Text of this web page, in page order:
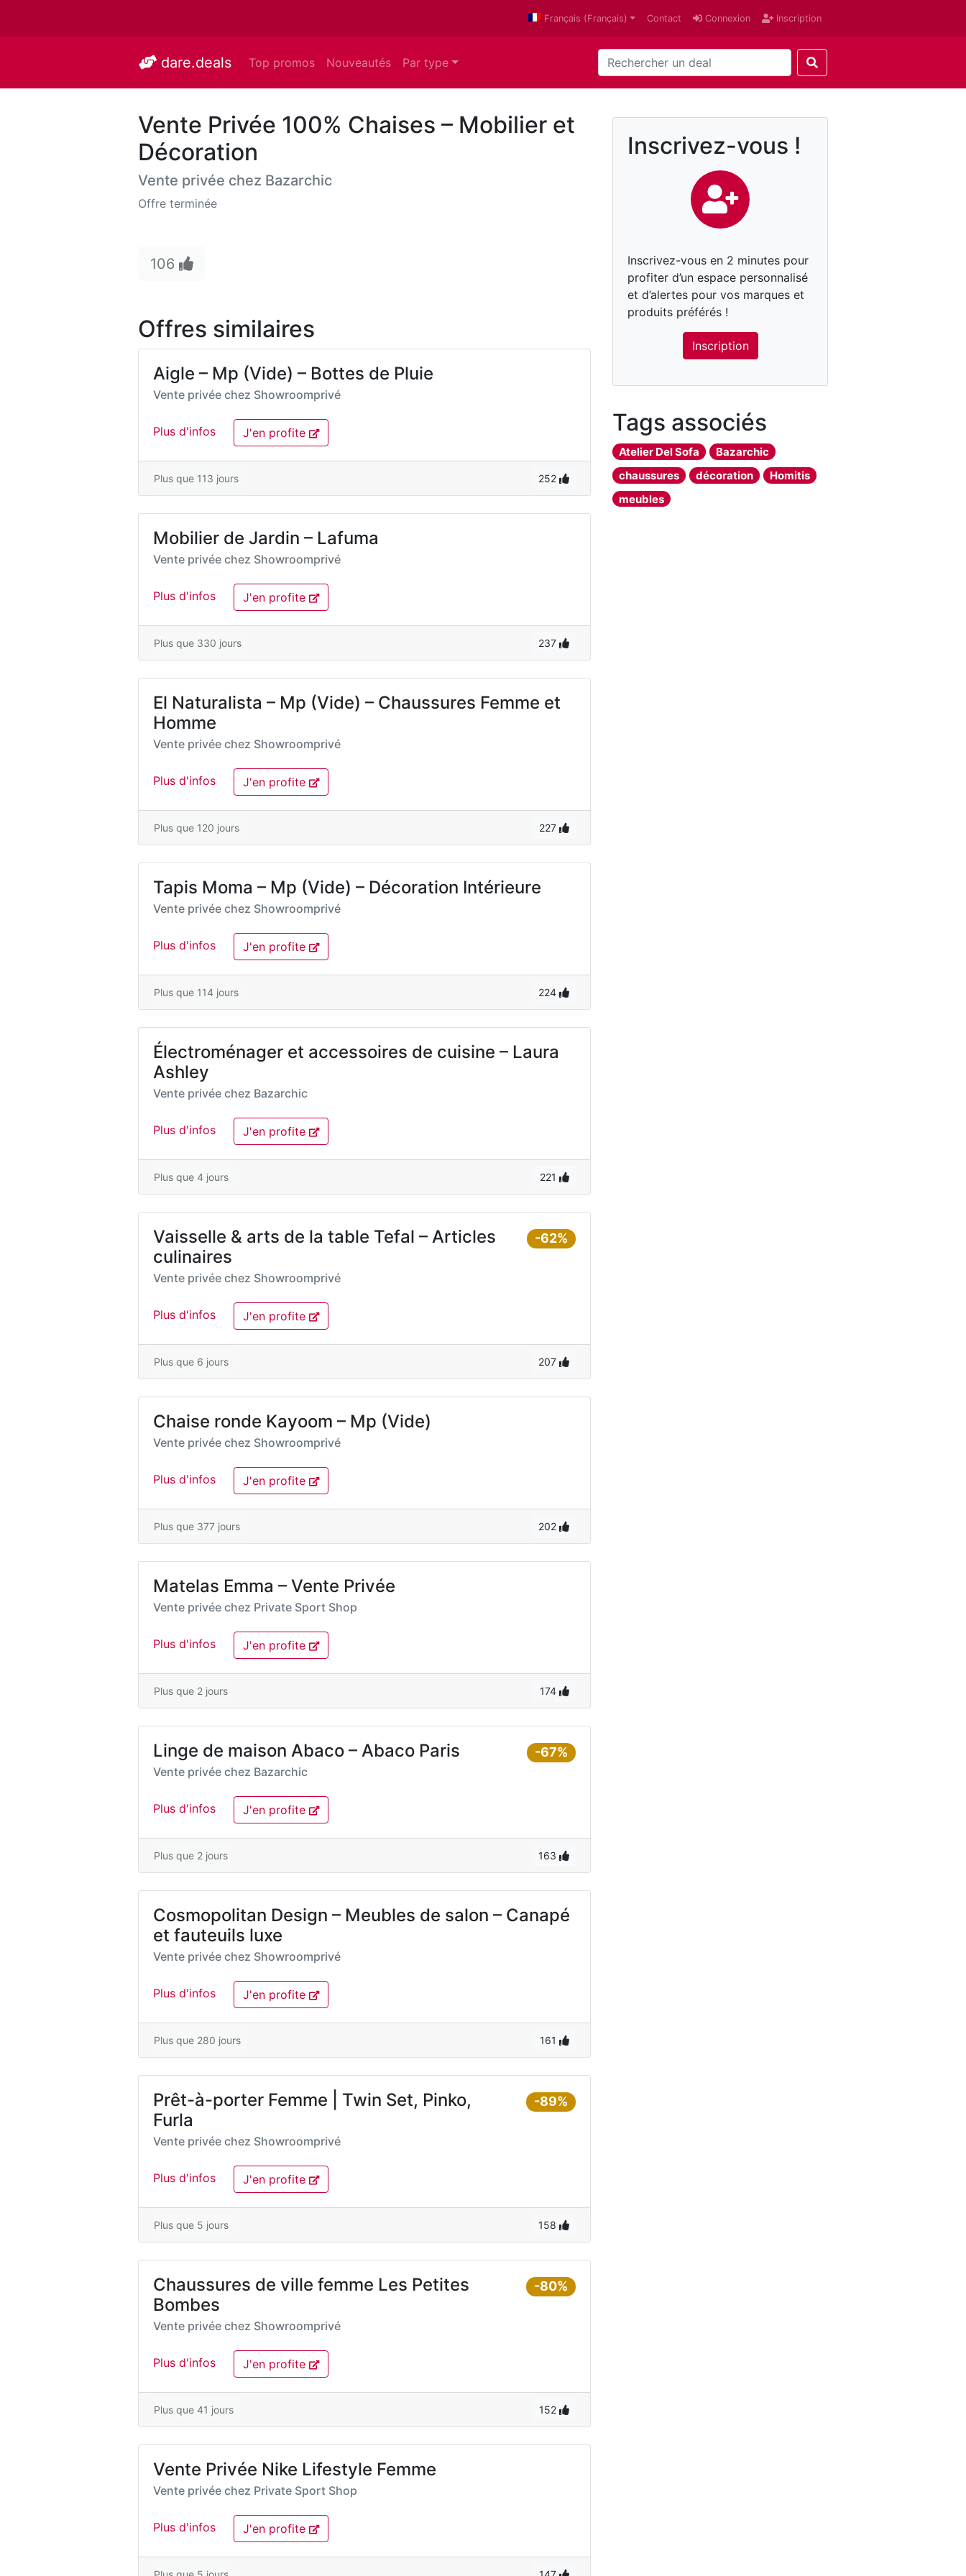
Français (Français) Contact Connexion Inscription
dare.deals Top promos Nouveautés Par type
Vente Privée 100% Chaises – Mobilier et
Décoration
Vente privée chez Bazarchic
Offre terminée
106
Offres similaires
Aigle – Mp (Vide) – Bottes de Pluie
Vente privée chez Showroomprivé
Plus d'infos J'en profite
Plus que 113 jours 252
Mobilier de Jardin – Lafuma
Vente privée chez Showroomprivé
Plus d'infos J'en profite
Plus que 330 jours 237
El Naturalista – Mp (Vide) – Chaussures Femme et
Homme
Vente privée chez Showroomprivé
Plus d'infos J'en profite
Plus que 120 jours 227
Tapis Moma – Mp (Vide) – Décoration Intérieure
Vente privée chez Showroomprivé
Plus d'infos J'en profite
Plus que 114 jours 224
Électroménager et accessoires de cuisine – Laura
Ashley
Vente privée chez Bazarchic
Plus d'infos J'en profite
Plus que 4 jours 221
-62%
Vaisselle & arts de la table Tefal – Articles
culinaires
Vente privée chez Showroomprivé
Plus d'infos J'en profite
Plus que 6 jours 207
Chaise ronde Kayoom – Mp (Vide)
Vente privée chez Showroomprivé
Plus d'infos J'en profite
Plus que 377 jours 202
Matelas Emma – Vente Privée
Vente privée chez Private Sport Shop
Plus d'infos J'en profite
Plus que 2 jours 174
-67%
Linge de maison Abaco – Abaco Paris
Vente privée chez Bazarchic
Plus d'infos J'en profite
Plus que 2 jours 163
Cosmopolitan Design – Meubles de salon – Canapé
et fauteuils luxe
Vente privée chez Showroomprivé
Plus d'infos J'en profite
Plus que 280 jours 161
-89%
Prêt-à-porter Femme | Twin Set, Pinko,
Furla
Vente privée chez Showroomprivé
Plus d'infos J'en profite
Plus que 5 jours 158
-80%
Chaussures de ville femme Les Petites
Bombes
Vente privée chez Showroomprivé
Plus d'infos J'en profite
Plus que 41 jours 152
Vente Privée Nike Lifestyle Femme
Vente privée chez Private Sport Shop
Plus d'infos J'en profite
Inscrivez-vous !
Inscrivez-vous en 2 minutes pour
profiter d’un espace personnalisé
et d’alertes pour vos marques et
produits préférés !
Inscription
Tags associés
Atelier Del Sofa
Bazarchic
chaussures
décoration
Homitis
meubles